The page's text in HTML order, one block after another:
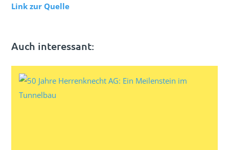
Link zur Quelle
Auch interessant: